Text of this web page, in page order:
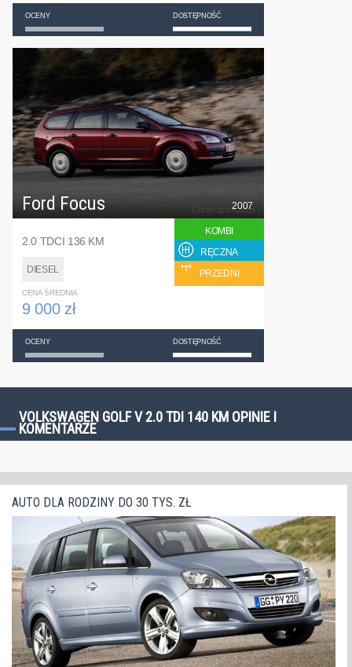
OCENY DOSTĘPNOŚĆ
Ford Focus
2.0 TDCI 136 KM
DIESEL
2007
KOMBI
RĘCZNA
PRZEDNI
CENA ŚREDNIA
9 000 zł
OCENY DOSTĘPNOŚĆ
VOLKSWAGEN GOLF V 2.0 TDI 140 KM OPINIE I
KOMENTARZE
AUTO DLA RODZINY DO 30 TYS. ZŁ